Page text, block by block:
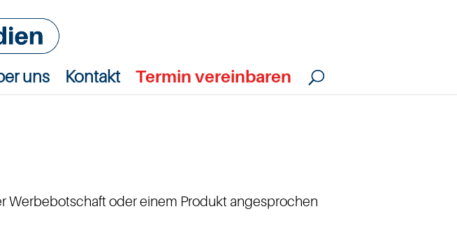
uns Kontakt Termin vereinbaren
Werbebotschaft oder einem Produkt angesprochen